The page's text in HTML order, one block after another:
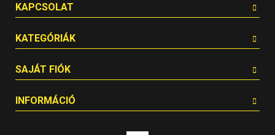
KAPCSOLAT
KATEGÓRIÁK
SAJÁT FIÓK
INFORMÁCIÓ